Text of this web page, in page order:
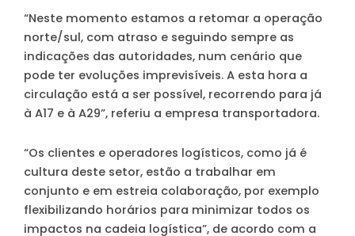
“Neste momento estamos a retomar a operação
norte/sul, com atraso e seguindo sempre as
indicações das autoridades, num cenário que
pode ter evoluções imprevisíveis. A esta hora a
circulação está a ser possível, recorrendo para já
à A17 e à A29”, referiu a empresa transportadora.
“Os clientes e operadores logísticos, como já é
cultura deste setor, estão a trabalhar em
conjunto e em estreia colaboração, por exemplo
flexibilizando horários para minimizar todos os
impactos na cadeia logística”, de acordo com a